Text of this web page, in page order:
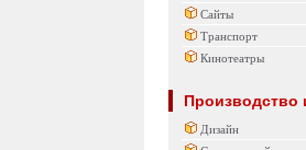
Сайты
Транспорт
Кинотеатры
Производство
Дизайн